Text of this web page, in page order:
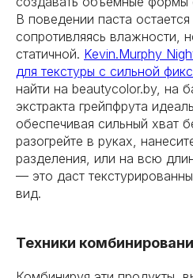
В поведении паста остается
сопротивляясь влажности,
статичной. Kevin.Murphy
для текстуры с сильной
найти на beautycolor.by, на
экстракта грейпфрута
обеспечивая сильный хват
разогрейте в руках,
разделения, или на всю
— это даст
вид.
Техники